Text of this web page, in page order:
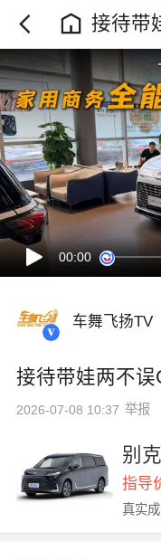
接待带
才是
00:00
车舞飞扬TV
接待带娃两不
2026-07-08 10:37 举报
别
指导
真实